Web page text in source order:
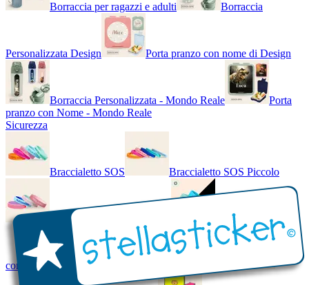
Borraccia per ragazzi e adulti Borraccia
Personalizzata Design Porta pranzo con nome di Design
Borraccia Personalizzata - Mondo Reale
Porta
pranzo con Nome - Mondo Reale
Sicurezza
Braccialetto SOS Braccialetto SOS Piccolo
Braccialetto SOS - Bicolore Braccialetto SOS
con Nome - Luminoso